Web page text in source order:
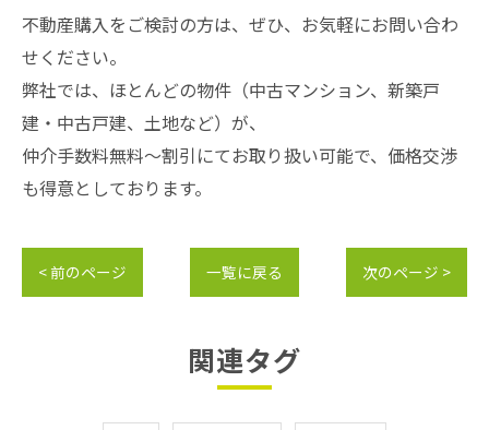
不動産購入をご検討の方は、ぜひ、お気軽にお問い合わ
せください。
弊社では、ほとんどの物件（中古マンション、新築戸
建・中古戸建、土地など）が、
仲介手数料無料～割引にてお取り扱い可能で、価格交渉
も得意としております。
< 前のページ 一覧に戻る 次のページ >
関連タグ